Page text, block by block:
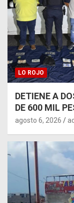
LO ROJO
DETIENE A
DE 600 MIL
agosto 6, 2026